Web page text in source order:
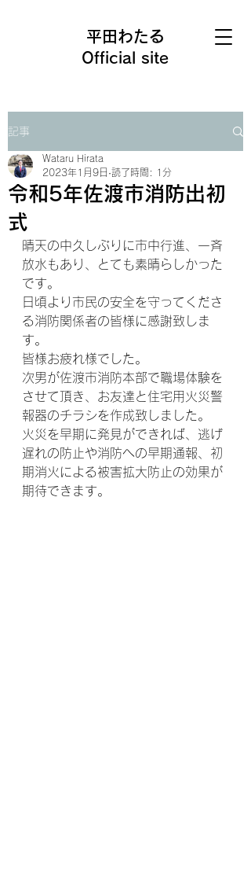
平田わたる
Official site
記事
令和5年佐渡市消防出初
式
Wataru Hirata
2023年1月9日 読了時間: 1分
晴天の中久しぶりに市中行進、一斉
放水もあり、とても素晴らしかった
です。
日頃より市民の安全を守ってくださ
る消防関係者の皆様に感謝致しま
す。
皆様お疲れ様でした。
次男が佐渡市消防本部で職場体験を
させて頂き、お友達と住宅用火災警
報器のチラシを作成致しました。
火災を早期に発見ができれば、逃げ
遅れの防止や消防への早期通報、初
期消火による被害拡大防止の効果が
期待できます。